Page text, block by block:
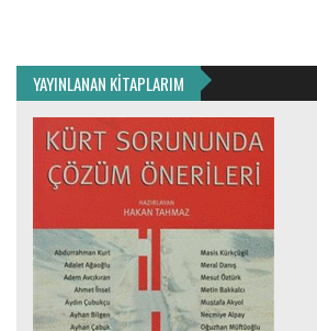
YAYINLANAN KİTAPLARIM